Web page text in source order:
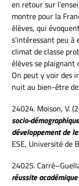
en retour sur
montre pour la
élèves, qui
s’intéressant peu à
climat de classe
élèves se
On peut y voir des
nuit au bien-être
24024. Moison, V.
socio-
développement de
ESE, Université de
24025.
réussite